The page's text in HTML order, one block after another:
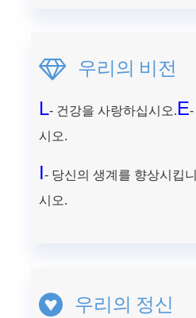
우리의 비전
L- 건강을 사랑하십시오.E-
시오.
I- 당신의 생계를 향상시킵
시오.
우리의 정신